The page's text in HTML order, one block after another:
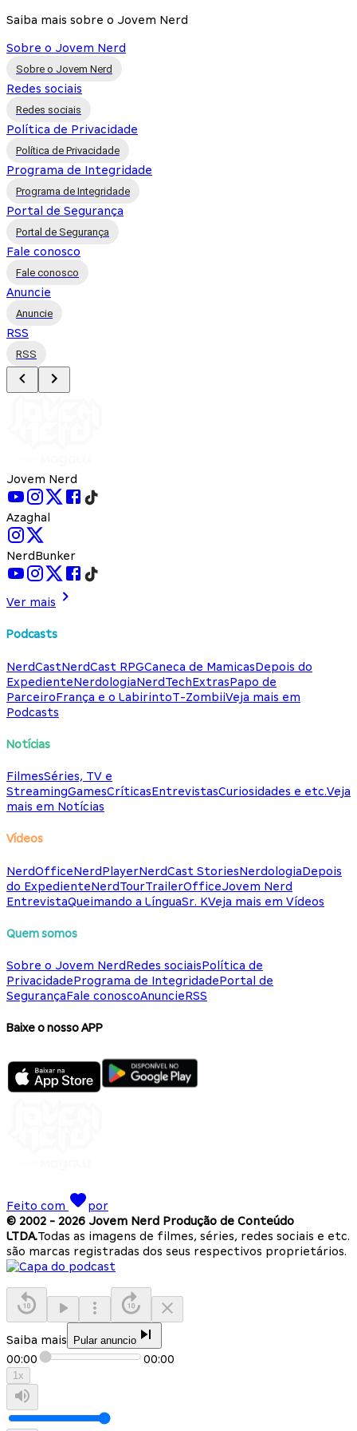
Saiba mais sobre o Jovem Nerd
Sobre o Jovem Nerd
Sobre o Jovem Nerd
Redes sociais
Redes sociais
Política de Privacidade
Política de Privacidade
Programa de Integridade
Programa de Integridade
Portal de Segurança
Portal de Segurança
Fale conosco
Fale conosco
Anuncie
Anuncie
RSS
RSS
Jovem Nerd
Azaghal
NerdBunker
Ver mais
Podcasts
NerdCastNerdCast RPGCaneca de MamicasDepois do
ExpedienteNerdologiaNerdTechExtrasPapo de
ParceiroFrança e o LabirintoT-ZombiiVeja mais em
Podcasts
Notícias
FilmesSéries, TV e
StreamingGamesCríticasEntrevistasCuriosidades e etc.Veja
mais em Notícias
Vídeos
NerdOfficeNerdPlayerNerdCast StoriesNerdologiaDepois
do ExpedienteNerdTourTrailerOfficeJovem Nerd
EntrevistaQueimando a LínguaSr. KVeja mais em Vídeos
Quem somos
Sobre o Jovem NerdRedes sociaisPolítica de
PrivacidadePrograma de IntegridadePortal de
SegurançaFale conoscoAnuncieRSS
Baixe o nosso APP
Feito com
por
© 2002 - 2026 Jovem Nerd Produção de Conteúdo
LTDA.Todas as imagens de filmes, séries, redes sociais e etc.
são marcas registradas dos seus respectivos proprietários.
Saiba mais Pular anuncio
00:00 00:00
1x